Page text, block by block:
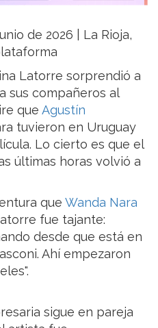
de 2026 | La Rioja,
Latorre sorprendió a
sus compañeros al
que Agustín
tuvieron en Uruguay
Lo cierto es que el
últimas horas volvió a
que Wanda Nara
fue tajante:
desde que está en
Ahí empezaron
sigue en pareja